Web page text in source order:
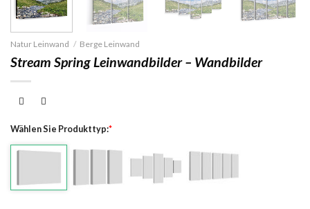
Natur Leinwand / Berge Leinwand
Stream Spring Leinwandbilder – Wandbilder
Wählen Sie Produkttyp:*